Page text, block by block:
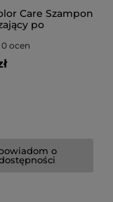
Care Szampon
po
0 ocen
o